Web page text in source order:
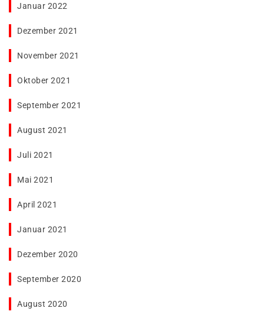
Januar 2022
Dezember 2021
November 2021
Oktober 2021
September 2021
August 2021
Juli 2021
Mai 2021
April 2021
Januar 2021
Dezember 2020
September 2020
August 2020